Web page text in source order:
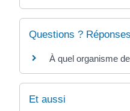
Questions ?
À quel organisme
Et aussi